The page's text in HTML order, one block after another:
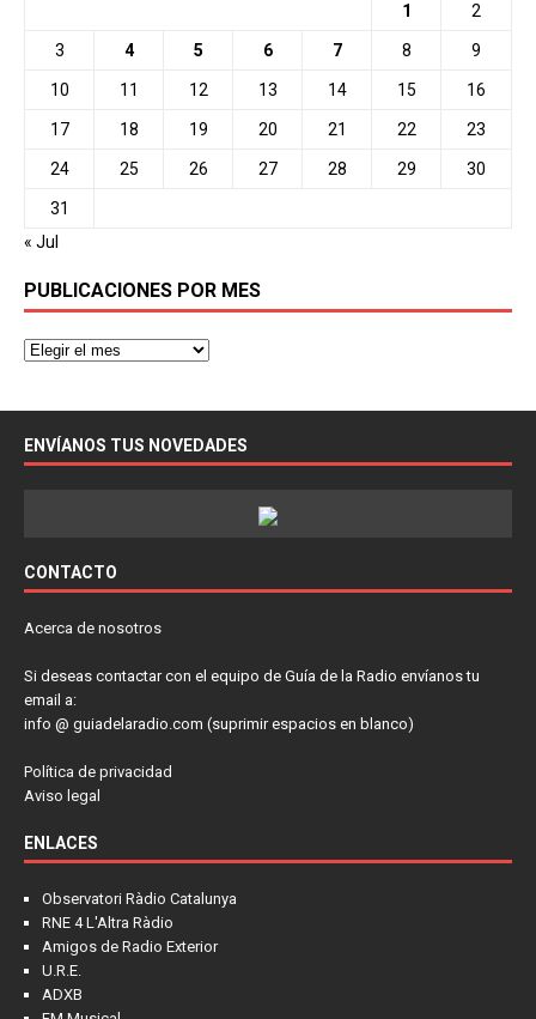
1 2
3 4 5 6 7 8 9
10 11 12 13 14 15 16
17 18 19 20 21 22 23
24 25 26 27 28 29 30
31
« Jul
PUBLICACIONES POR MES
ENVÍANOS TUS NOVEDADES
CONTACTO
Acerca de nosotros
Si deseas contactar con el equipo de Guía de la Radio envíanos tu
email a:
info @ guiadelaradio.com (suprimir espacios en blanco)
Política de privacidad
Aviso legal
ENLACES
Observatori Ràdio Catalunya
RNE 4 L'Altra Ràdio
Amigos de Radio Exterior
U.R.E.
ADXB